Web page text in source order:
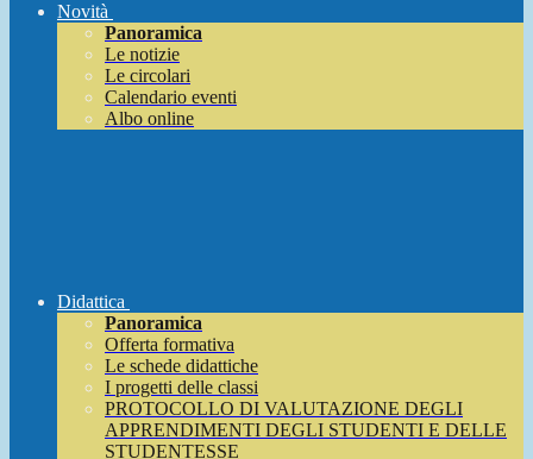
Novità
Panoramica
Le notizie
Le circolari
Calendario eventi
Albo online
Didattica
Panoramica
Offerta formativa
Le schede didattiche
I progetti delle classi
PROTOCOLLO DI VALUTAZIONE DEGLI
APPRENDIMENTI DEGLI STUDENTI E DELLE
STUDENTESSE